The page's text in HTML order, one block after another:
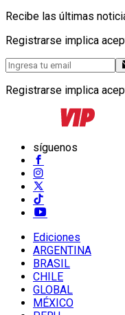
Recibe las últimas
Registrarse implica
Registrarse implica
síguenos
Ediciones
ARGENTINA
BRASIL
CHILE
GLOBAL
MÉXICO